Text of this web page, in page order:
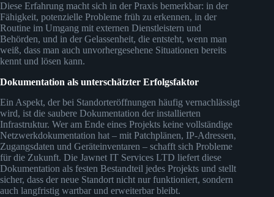
Diese Erfahrung macht sich in der Praxis bemerkbar: in der
Fähigkeit, potenzielle Probleme früh zu erkennen, in der
Routine im Umgang mit externen Dienstleistern und
Behörden, und in der Gelassenheit, die entsteht, wenn man
weiß, dass man auch unvorhergesehene Situationen bereits
kennt und lösen kann.
Dokumentation als unterschätzter Erfolgsfaktor
Ein Aspekt, der bei Standorteröffnungen häufig vernachlässigt
wird, ist die saubere Dokumentation der installierten
Infrastruktur. Wer am Ende eines Projekts keine vollständige
Netzwerkdokumentation hat – mit Patchplänen, IP-Adressen,
Zugangsdaten und Geräteinventaren – schafft sich Probleme
für die Zukunft. Die Jawnet IT Services LTD liefert diese
Dokumentation als festen Bestandteil jedes Projekts und stellt
sicher, dass der neue Standort nicht nur funktioniert, sondern
auch langfristig wartbar und erweiterbar bleibt.